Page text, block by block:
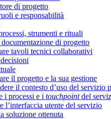
di progetto
e responsabilità
strumenti e rituali
di progetto
tavoli tecnici collaborativi
il progetto e la sua gestione
il contesto d’uso del servizio
i processi e i touchpointdel
l’interfaccia utente del servizio
soluzione ottenuta